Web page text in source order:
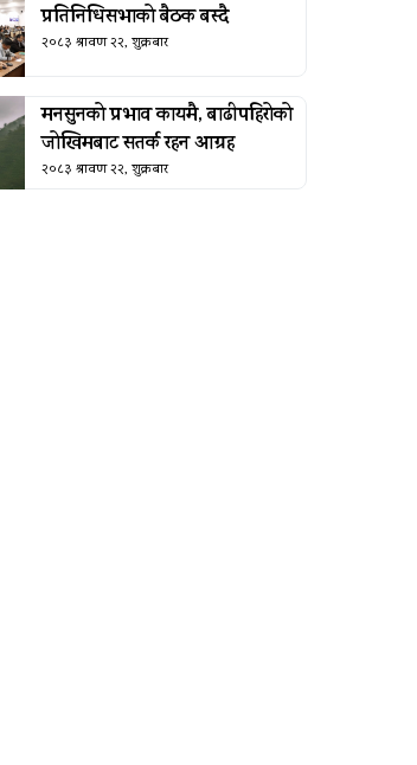
प्रतिनिधिसभाको बैठक बस्दै
२०८३ श्रावण २२, शुक्रबार
मनसुनको प्रभाव कायमै, बाढीपहिरोको
जोखिमबाट सतर्क रहन आग्रह
२०८३ श्रावण २२, शुक्रबार